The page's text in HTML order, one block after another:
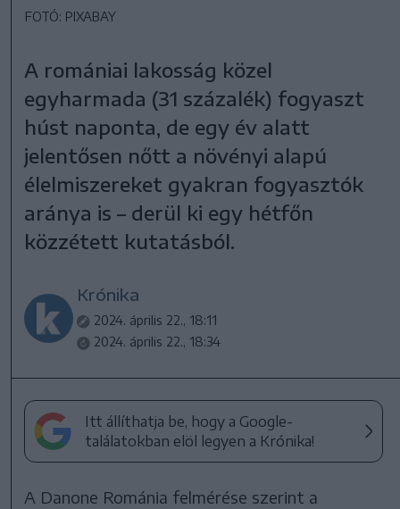
FOTÓ: PIXABAY
A romániai lakosság közel
egyharmada (31 százalék) fogyaszt
húst naponta, de egy év alatt
jelentősen nőtt a növényi alapú
élelmiszereket gyakran fogyasztók
aránya is – derül ki egy hétfőn
közzétett kutatásból.
Krónika
2024. április 22., 18:11
2024. április 22., 18:34
Itt állíthatja be, hogy a Google-
találatokban elöl legyen a Krónika!
A Danone Románia felmérése szerint a